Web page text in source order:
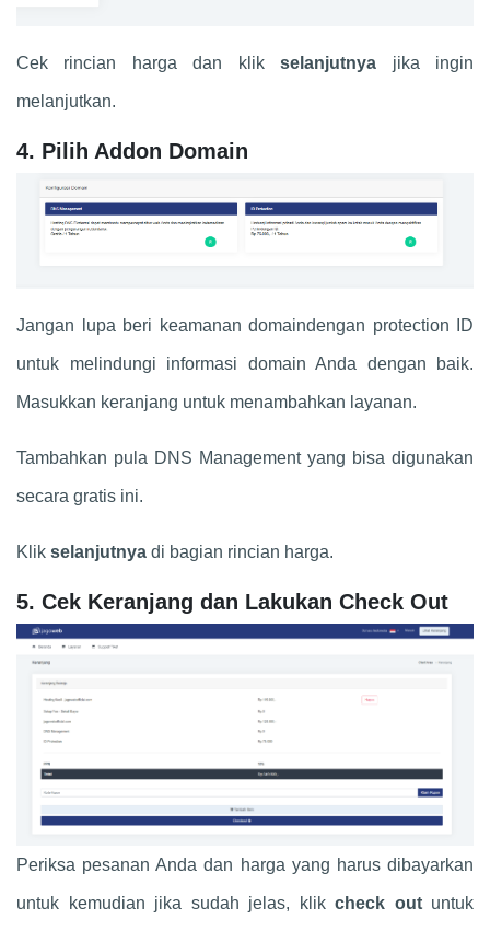
Cek rincian harga dan klikselanjutnya jika ingin
melanjutkan.
4. Pilih Addon Domain
Jangan lupa beri keamanan domaindengan protection ID
untuk melindungi informasi domain Anda dengan baik.
Masukkan keranjang untuk menambahkan layanan.
Tambahkan pula DNS Management yang bisa digunakan
secara gratis ini.
Klik selanjutnya di bagian rincian harga.
5. Cek Keranjang dan Lakukan Check Out
Periksa pesanan Anda dan harga yang harus dibayarkan
untuk kemudian jika sudah jelas, klik check out untuk